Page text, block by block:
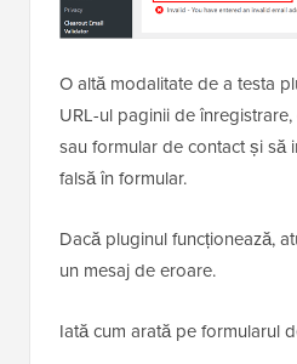
O altă modalitate de a testa
URL-ul paginii de
sau formular de contact și să
falsă în formular.
Dacă pluginul funcționează,
un mesaj de eroare.
Iată cum arată pe formularul